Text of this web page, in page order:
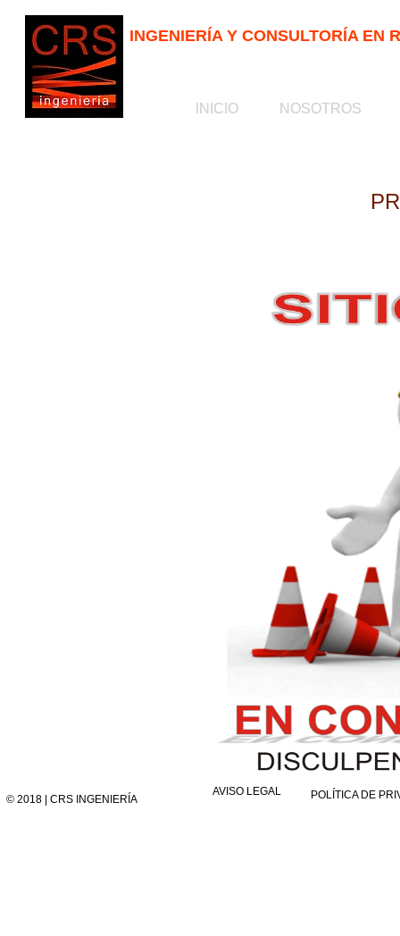
INGENIERÍA Y CONSULTORÍA EN
INICIO NOSOTROS
INICIO NOSOTROS
© 2018 | CRS INGENIERÍA POLÍTICA DE
AVISO LEGAL